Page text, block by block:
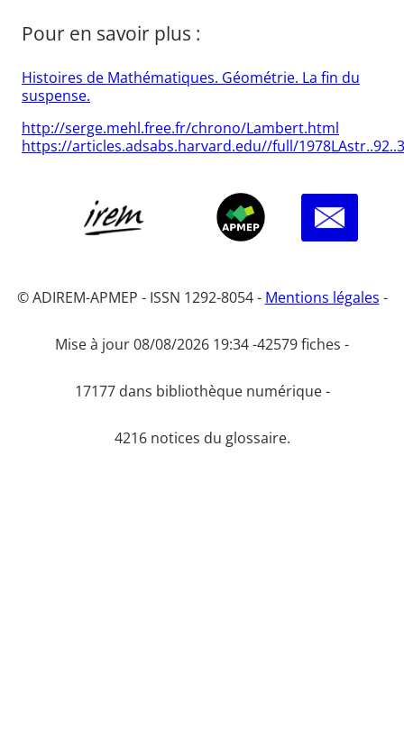
Pour en savoir plus :
Histoires de Mathématiques. Géométrie. La fin du
suspense.
http://serge.mehl.free.fr/chrono/Lambert.html
https://articles.adsabs.harvard.edu//full/
© ADIREM-APMEP - ISSN 1292-8054 - Mentions légales -
Mise à jour 08/08/2026 19:34 -42579 fiches -
17177 dans bibliothèque numérique -
4216 notices du glossaire.